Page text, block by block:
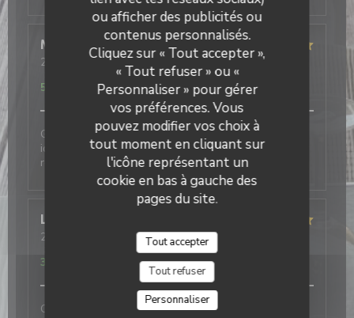
ou afficher des publicités ou
contenus personnalisés.
Cliquez sur « Tout accepter »,
« Tout refuser » ou «
Personnaliser » pour gérer
vos préférences. Vous
pouvez modifier vos choix à
tout moment en cliquant sur
l'icône représentant un
cookie en bas à gauche des
pages du site.
Tout accepter
Tout refuser
Personnaliser
Messon
J
2026-08-04- 12:00 - Couverts 2
Ambiance: 5/5 Cuisine :5/5 Qualité / Prix
5
Grenouilles toujours aussi bonne, entrée et dessert
idem. Personnel très avenant et discret, je
recommande vivement.
Luc
2026-08-03
- 12:30 - Couverts 2
Ambiance:4/5 Cuisine:
3
Courtois aimable et efficace